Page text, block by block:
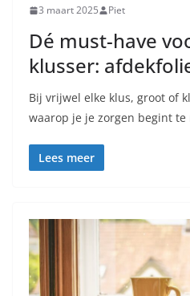
3 maart 2025 Piet
Dé must-have
klusser:
Bij vrijwel elke klus, groot of
waarop je je zorgen begint te
Lees meer